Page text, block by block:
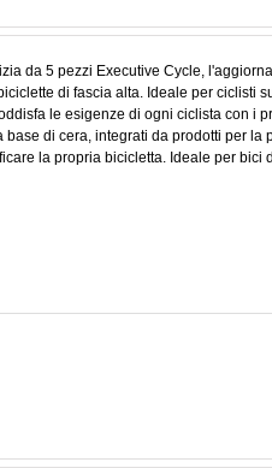
da 5 pezzi Executive Cycle,
di fascia alta. Ideale per ciclisti
le esigenze di ogni ciclista con i
di cera, integrati da prodotti per
la propria bicicletta. Ideale per bici